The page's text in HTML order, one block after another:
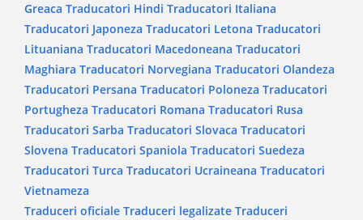
Greaca Traducatori Hindi Traducatori Italiana
Traducatori Japoneza Traducatori Letona Traducatori
Lituaniana Traducatori Macedoneana Traducatori
Maghiara Traducatori Norvegiana Traducatori Olandeza
Traducatori Persana Traducatori Poloneza Traducatori
Portugheza Traducatori Romana Traducatori Rusa
Traducatori Sarba Traducatori Slovaca Traducatori
Slovena Traducatori Spaniola Traducatori Suedeza
Traducatori Turca Traducatori Ucraineana Traducatori
Vietnameza
Traduceri oficiale Traduceri legalizate Traduceri